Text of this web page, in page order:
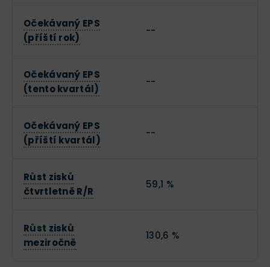
Očekávaný EPS
(příští rok)
--
Očekávaný EPS
(tento kvartál)
--
Očekávaný EPS
(příští kvartál)
--
Růst zisků
čtvrtletně R/R
59,1 %
Růst zisků
meziročně
130,6 %